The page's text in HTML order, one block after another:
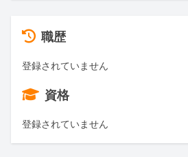
職歴
登録されていません
資格
登録されていません